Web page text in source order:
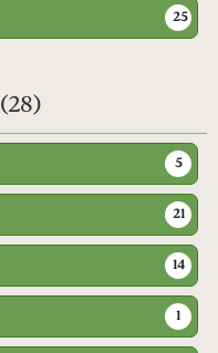
25
(28)
5
21
14
1